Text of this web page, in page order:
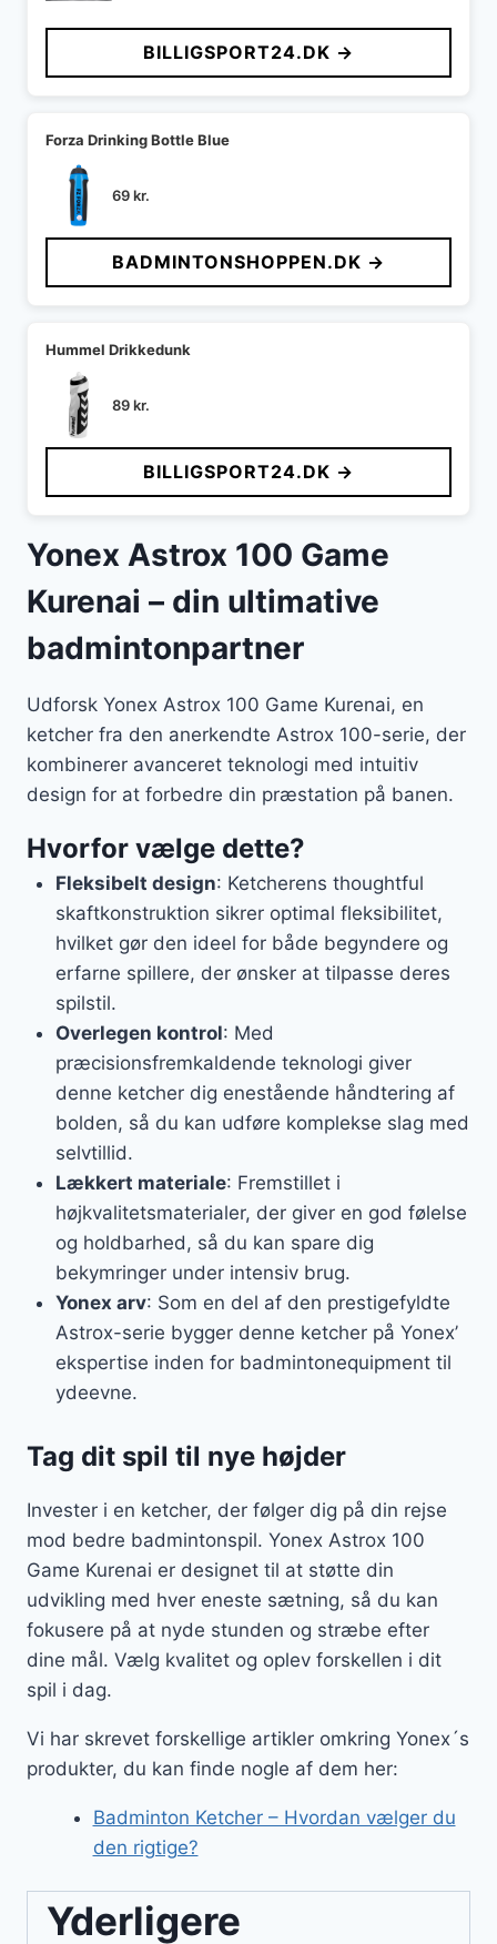
BILLIGSPORT24.DK →
Forza Drinking Bottle Blue
69kr.
BADMINTONSHOPPEN.DK →
Hummel Drikkedunk
89kr.
BILLIGSPORT24.DK →
Yonex Astrox 100 Game
Kurenai – din ultimative
badmintonpartner
Udforsk Yonex Astrox 100 Game Kurenai, en
ketcher fra den anerkendte Astrox 100-serie, der
kombinerer avanceret teknologi med intuitiv
design for at forbedre din præstation på banen.
Hvorfor vælge dette?
Fleksibelt design: Ketcherens thoughtful
skaftkonstruktion sikrer optimal fleksibilitet,
hvilket gør den ideel for både begyndere og
erfarne spillere, der ønsker at tilpasse deres
spilstil.
Overlegen kontrol: Med
præcisionsfremkaldende teknologi giver
denne ketcher dig enestående håndtering af
bolden, så du kan udføre komplekse slag med
selvtillid.
Lækkert materiale: Fremstillet i
højkvalitetsmaterialer, der giver en god følelse
og holdbarhed, så du kan spare dig
bekymringer under intensiv brug.
Yonex arv: Som en del af den prestigefyldte
Astrox-serie bygger denne ketcher på Yonex’
ekspertise inden for badmintonequipment til
ydeevne.
Tag dit spil til nye højder
Invester i en ketcher, der følger dig på din rejse
mod bedre badmintonspil. Yonex Astrox 100
Game Kurenai er designet til at støtte din
udvikling med hver eneste sætning, så du kan
fokusere på at nyde stunden og stræbe efter
dine mål. Vælg kvalitet og oplev forskellen i dit
spil i dag.
Vi har skrevet forskellige artikler omkring Yonex´s
produkter, du kan finde nogle af dem her:
Badminton Ketcher – Hvordan vælger du
den rigtige?
Yderligere